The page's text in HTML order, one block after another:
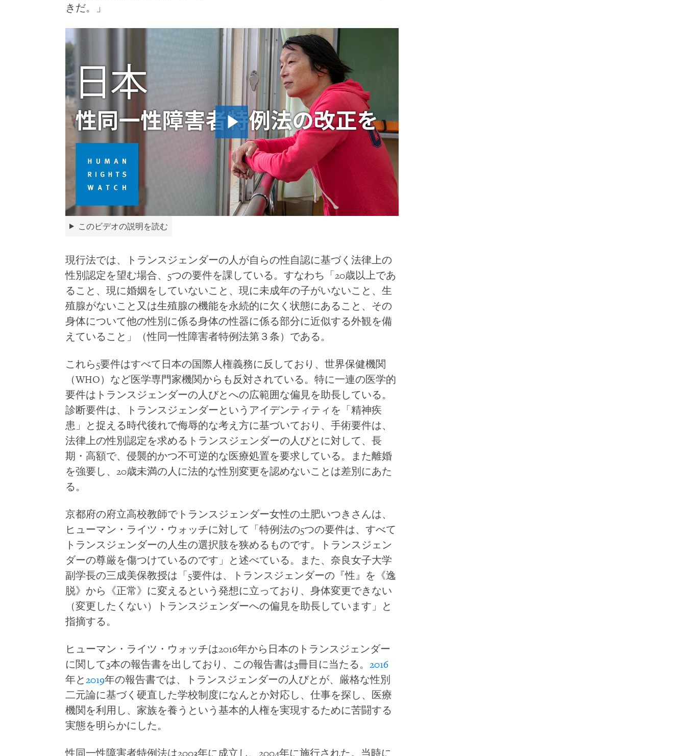
きだ。」
このビデオの説明を読む
現行法では、トランスジェンダーの人が自らの性自認に基づく法律上の
性別認定を望む場合、5つの要件を課している。すなわち「20歳以上であ
ること、現に婚姻をしていないこと、現に未成年の子がいないこと、生
殖腺がないこと又は生殖腺の機能を永続的に欠く状態にあること、その
身体について他の性別に係る身体の性器に係る部分に近似する外観を備
えていること」（性同一性障害者特例法第３条）である。
これら5要件はすべて日本の国際人権義務に反しており、世界保健機関
（WHO）など医学専門家機関からも反対されている。特に一連の医学的
要件はトランスジェンダーの人びとへの広範囲な偏見を助長している。
診断要件は、トランスジェンダーというアイデンティティを「精神疾
患」と捉える時代後れで侮辱的な考え方に基づいており、手術要件は、
法律上の性別認定を求めるトランスジェンダーの人びとに対して、長
期・高額で、侵襲的かつ不可逆的な医療処置を要求している。また離婚
を強要し、20歳未満の人に法的な性別変更を認めないことは差別にあた
る。
京都府の府立高校教師でトランスジェンダー女性の土肥いつきさんは、
ヒューマン・ライツ・ウォッチに対して「特例法の5つの要件は、すべて
トランスジェンダーの人生の選択肢を狭めるものです。トランスジェン
ダーの尊厳を傷つけているのです」と述べている。また、奈良女子大学
副学長の三成美保教授は「5要件は、トランスジェンダーの『性』を《逸
脱》から《正常》に変えるという発想に立っており、身体変更できない
（変更したくない）トランスジェンダーへの偏見を助長しています」と
指摘する。
ヒューマン・ライツ・ウォッチは2016年から日本のトランスジェンダー
に関して3本の報告書を出しており、この報告書は3冊目に当たる。 2016
年と2019年の報告書では、トランスジェンダーの人びとが、厳格な性別
二元論に基づく硬直した学校制度になんとか対応し、仕事を探し、医療
機関を利用し、家族を養うという基本的人権を実現するために苦闘する
実態を明らかにした。
性同一性障害者特例法は2003年に成立し、2004年に施行された。当時に